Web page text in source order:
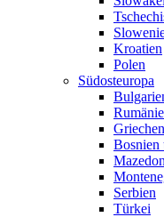
Kroatien
Polen
Südosteuropa
Bosnien
Serbien
Türkei